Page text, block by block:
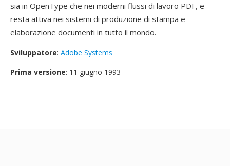
sia in OpenType che nei moderni flussi di lavoro PDF, e
resta attiva nei sistemi di produzione di stampa e
elaborazione documenti in tutto il mondo.
Sviluppatore: Adobe Systems
Prima versione: 11 giugno 1993